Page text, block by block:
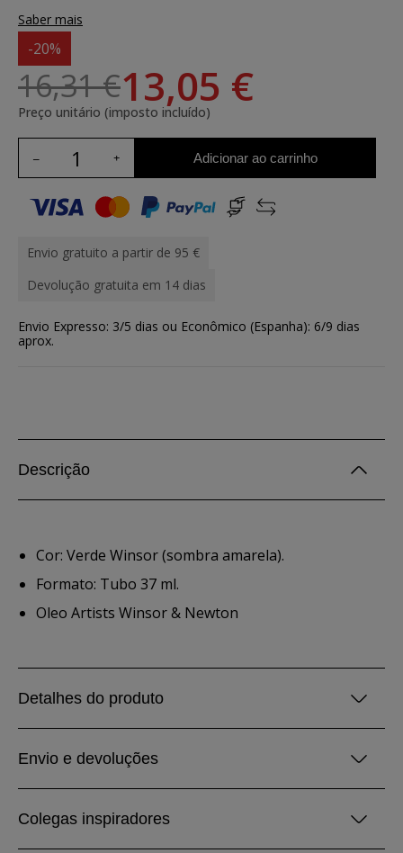
Saber mais
-20%
16,31 €13,05 €
Preço unitário (imposto incluído)
Adicionar ao carrinho
Envio gratuito a partir de 95 €
Devolução gratuita em 14 dias
Envio Expresso: 3/5 dias ou Econômico (Espanha): 6/9 dias
aprox.
Descrição
Cor: Verde Winsor (sombra amarela).
Formato: Tubo 37 ml.
Oleo Artists Winsor & Newton
Detalhes do produto
Envio e devoluções
Colegas inspiradores